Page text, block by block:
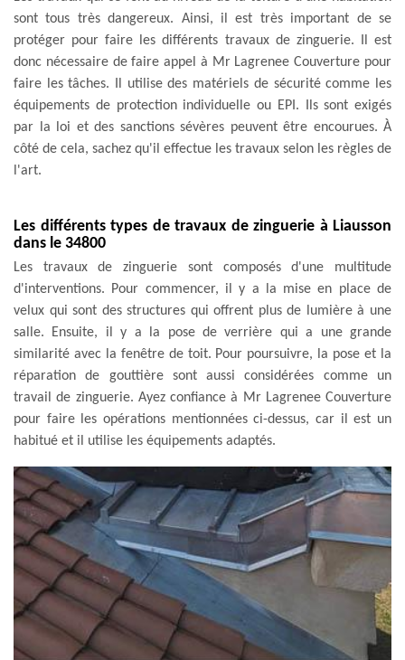
sont tous très dangereux. Ainsi, il est très important de se
protéger pour faire les différents travaux de zinguerie. Il est
donc nécessaire de faire appel à Mr Lagrenee Couverture pour
faire les tâches. Il utilise des matériels de sécurité comme les
équipements de protection individuelle ou EPI. Ils sont exigés
par la loi et des sanctions sévères peuvent être encourues. À
côté de cela, sachez qu'il effectue les travaux selon les règles de
l'art.
Les différents types de travaux de zinguerie à Liausson
dans le 34800
Les travaux de zinguerie sont composés d'une multitude
d'interventions. Pour commencer, il y a la mise en place de
velux qui sont des structures qui offrent plus de lumière à une
salle. Ensuite, il y a la pose de verrière qui a une grande
similarité avec la fenêtre de toit. Pour poursuivre, la pose et la
réparation de gouttière sont aussi considérées comme un
travail de zinguerie. Ayez confiance à Mr Lagrenee Couverture
pour faire les opérations mentionnées ci-dessus, car il est un
habitué et il utilise les équipements adaptés.